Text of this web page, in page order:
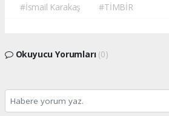
#İsmail Karakaş #TİMBİR
Okuyucu Yorumları (0)